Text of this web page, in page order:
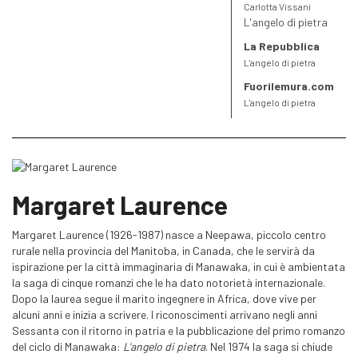
Carlotta Vissani
L'angelo di pietra
La Repubblica
L'angelo di pietra
Fuorilemura.com
L'angelo di pietra
Margaret Laurence
Margaret Laurence (1926-1987) nasce a Neepawa, piccolo centro
rurale nella provincia del Manitoba, in Canada, che le servirà da
ispirazione per la città immaginaria di Manawaka, in cui è ambientata
la saga di cinque romanzi che le ha dato notorietà internazionale.
Dopo la laurea segue il marito ingegnere in Africa, dove vive per
alcuni anni e inizia a scrivere. I riconoscimenti arrivano negli anni
Sessanta con il ritorno in patria e la pubblicazione del primo romanzo
del ciclo di Manawaka: L'angelo di pietra. Nel 1974 la saga si chiude